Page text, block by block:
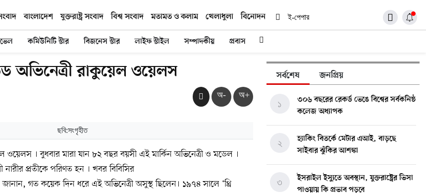
বাংলাদেশ যুক্তরাষ্ট্র সংবাদ বিশ্ব সংবাদ মতামত ও কলাম খেলাধুলা বিনোদন ই-পেপার
কমিউনিটি স্টার বিজনেস স্টার লাইফ স্টাইল সম্পাদকীয় প্রবাস
অভিনেত্রী রাকুয়েল ওয়েলস
অ- অ+
ছবি:সংগৃহীত
ওয়েলস । বুধবার মারা যান ৮২ বছর বয়সী এই মার্কিন অভিনেত্রী ও মডেল ।
প্রতীকে পরিণত হন । খবর বিবিসির
গত কয়েক দিন ধরে এই অভিনেত্রী অসুস্থ ছিলেন। ১৯৭৪ সালে ‘থ্রি
সর্বশেষ জনপ্রিয়
৩০৬ বছরের রেকর্ড ভেঙে বিশ্বের সর্বকনিষ্ঠ
কলেজ অধ্যাপক
১
হ্যাকিং বিতর্কে মেটার এআই, বাড়ছে
সাইবার ঝুঁকির আশঙ্কা
২
ইসরাইল ইস্যুতে অবস্থান, যুক্তরাষ্ট্রের ভিসা
পাওয়ায় কি প্রভাব পড়বে
৩